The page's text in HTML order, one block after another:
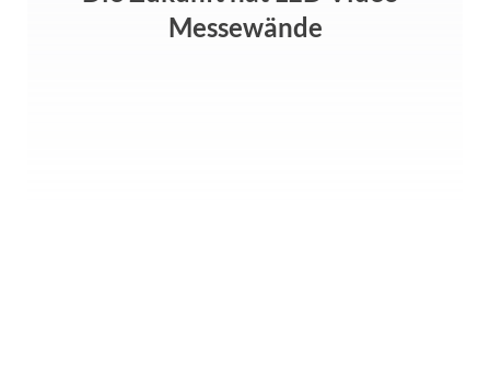
Messewände